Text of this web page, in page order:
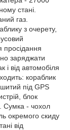
стані.
газ.
з очерету,
просідання
заряджати
і від автомобіля
кораблик
під GPS
блок
Сумка - чохол
окремого скиду
від